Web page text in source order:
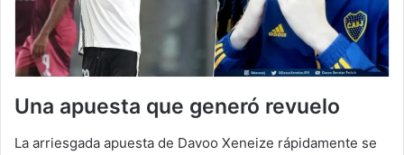
Una apuesta que generó revuelo
La arriesgada apuesta de Davoo Xeneize rápidamente se